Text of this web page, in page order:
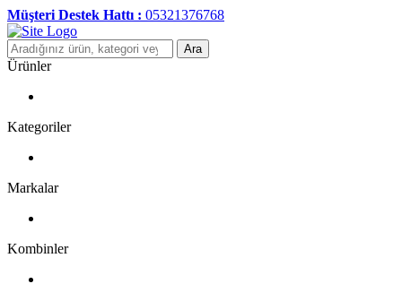
Müşteri Destek Hattı : 05321376768
Ara
Ürünler
Kategoriler
Markalar
Kombinler